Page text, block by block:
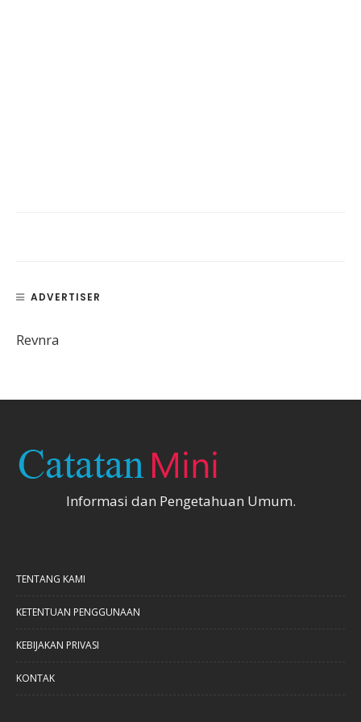
ADVERTISER
Revnra
Informasi dan Pengetahuan Umum.
TENTANG KAMI
KETENTUAN PENGGUNAAN
KEBIJAKAN PRIVASI
KONTAK